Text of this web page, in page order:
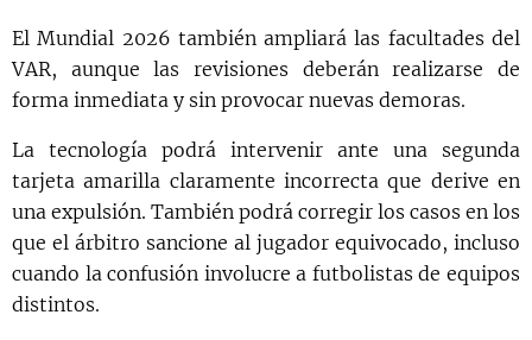
El Mundial 2026 también ampliará las facultades del
VAR, aunque las revisiones deberán realizarse de
forma inmediata y sin provocar nuevas demoras.
La tecnología podrá intervenir ante una segunda
tarjeta amarilla claramente incorrecta que derive en
una expulsión. También podrá corregir los casos en los
que el árbitro sancione al jugador equivocado, incluso
cuando la confusión involucre a futbolistas de equipos
distintos.